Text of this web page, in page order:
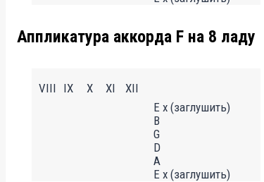
Аппликатура аккорда F на 8 ладу
XII
XI
X
IX
VIII
E x (заглушить)
B
G
D
A
E x (заглушить)